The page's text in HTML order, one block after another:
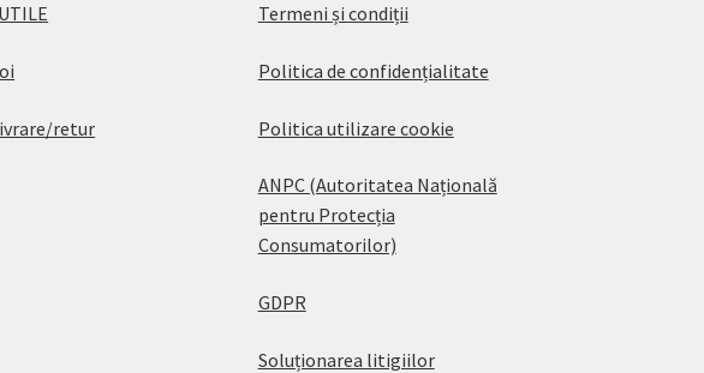
retur
Termeni și condiții
Politica de confidențialitate
Politica utilizare cookie
ANPC (Autoritatea Națională
pentru Protecția
Consumatorilor)
GDPR
Soluționarea litigiilor